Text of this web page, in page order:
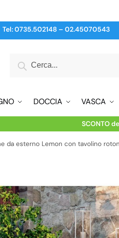
Tel:0735.502148 – 02.45070543
DOCCIA VASCA
SCONTO
da esterno Lemon con tavolino